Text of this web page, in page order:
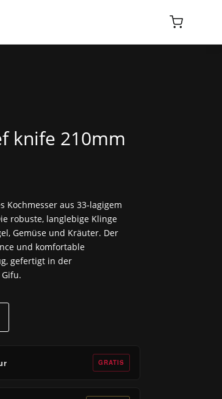
knife 210mm
Kochmesser aus 33‑lagigem
robuste, langlebige Klinge
Gemüse und Kräuter. Der
und komfortable
gefertigt in der
GRATIS